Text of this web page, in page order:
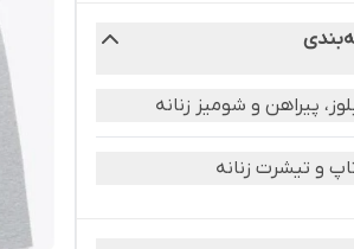
پیراهن و شومیز زنانه
و تیشرت زنانه